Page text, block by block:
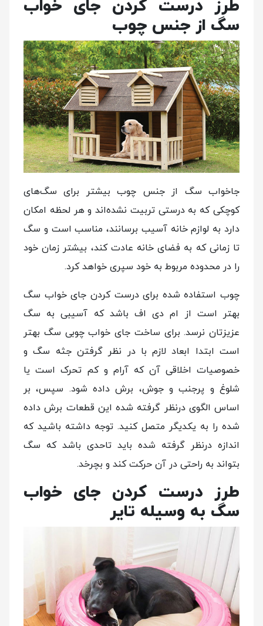
طرز درست کردن جای خواب
سگ از جنس چوب
جاخواب سگ از جنس چوب بیشتر برای سگ‌های
کوچکی که به درستی تربیت نشده‌اند و هر لحظه امکان
دارد به لوازم خانه آسیب برسانند، مناسب است و سگ
تا زمانی که به فضای خانه عادت کند، بیشتر زمان خود
را در محدوده مربوط به خود سپری خواهد کرد.
چوب استفاده شده برای درست کردن جای خواب سگ
بهتر است از ام دی اف باشد که آسیبی به سگ
عزیزتان نرسد. برای ساخت جای خواب چوبی سگ بهتر
است ابتدا ابعاد لازم با در نظر گرفتن جثه سگ و
خصوصیات اخلاقی آن که آرام و کم تحرک است یا
شلوغ و پرجنب و جوش، برش داده شود. سپس، بر
اساس الگوی درنظر گرفته شده این قطعات برش داده
شده را به یکدیگر متصل کنید. توجه داشته باشید که
اندازه درنظر گرفته شده باید تاحدی باشد که سگ
بتواند به راحتی در آن حرکت کند و بچرخد.
طرز درست کردن جای خواب
سگ به وسیله تایر